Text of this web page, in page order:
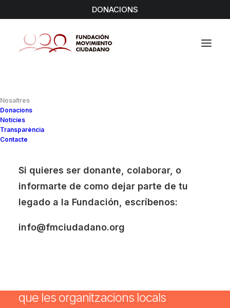
DONACIONS
Nosaltres
Donacions
Notícies
Transparència
Contacte
Si quieres ser donante, colaborar, o
informarte de como dejar parte de tu
legado a la Fundación, escríbenos:
info@fmciudadano.org
Canalitzem
comunitàries
La Fundació actua en l'àmbit local i
en el territori més pròxim.
Els seus programes s'adapten a les
que les organitzacions locals